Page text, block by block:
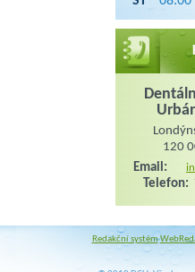
120
Email:
Telefon:
Redakční systém